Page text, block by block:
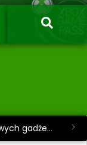
Gramy z WOŚP! Wylicytuj zestaw wyjątkowych gadżetów.